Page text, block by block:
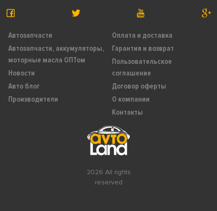
2026 All rights
reserved
Автозапчасти
Автозапчасти, аккумуляторы,
моторные масла ОПТом
Новости
Авто блог
Производители
Оплата и доставка
Гарантия и возврат
Пользовательское
соглашение
Договор оферты
О компании
Контакты